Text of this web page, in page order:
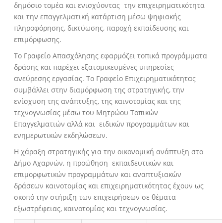
δημόσιο τομέα και ενισχύοντας την επιχειρηματικότητα
και την επαγγελματική κατάρτιση μέσω ψηφιακής
πληροφόρησης, δικτύωσης, παροχή εκπαίδευσης και
επιμόρφωσης.
Το Γραφείο Απασχόλησης εφαρμόζει τοπικά προγράμματα
δράσης και παρέχει εξατομικευμένες υπηρεσίες
ανεύρεσης εργασίας. Το Γραφείο Επιχειρηματικότητας
συμβάλλει στην διαμόρφωση της στρατηγικής, την
ενίσχυση της ανάπτυξης, της καινοτομίας και της
τεχνογνωσίας μέσω του Μητρώου Τοπικών
Επαγγελματιών αλλά και ειδικών προγραμμάτων και
ενημερωτικών εκδηλώσεων.
Η χάραξη στρατηγικής για την οικονομική ανάπτυξη στο
Δήμο Αχαρνών, η προώθηση εκπαιδευτικών και
επιμορφωτικών προγραμμάτων και αναπτυξιακών
δράσεων καινοτομίας και επιχειρηματικότητας έχουν ως
σκοπό την στήριξη των επιχειρήσεων σε θέματα
εξωστρέφειας, καινοτομίας και τεχνογνωσίας.